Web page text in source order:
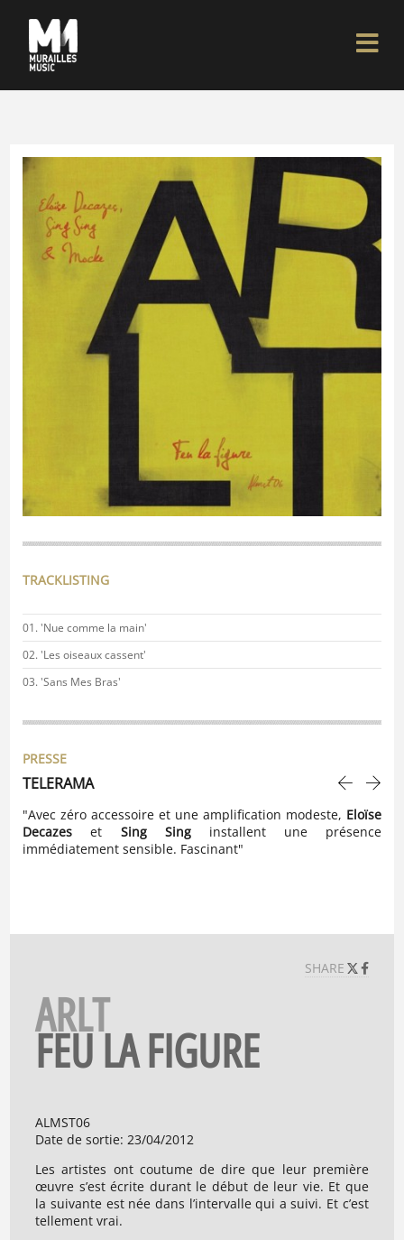
TRACKLISTING
'Nue comme la main'
'Les oiseaux cassent'
'Sans Mes Bras'
PRESSE
TELERAMA
"Avec zéro accessoire et une amplification modeste, Eloïse
Decazes et Sing Singinstallent une présence
immédiatement sensible. Fascinant"
SHARE
ARLT
FEU LA FIGURE
ALMST06
Date de sortie: 23/04/2012
Les artistes ont coutume de dire que leur première
œuvre s’est écrite durant le début de leur vie. Et que
la suivante est née dans l’intervalle qui a suivi. Et c’est
tellement vrai.